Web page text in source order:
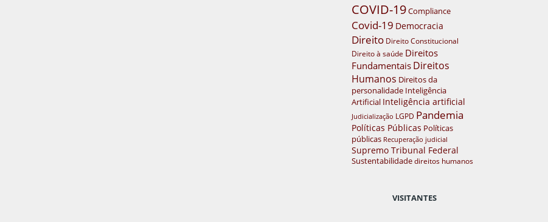
COVID-19Compliance
Covid-19 Democracia
Direito Direito Constitucional
Direito à saúde Direitos
Fundamentais Direitos
Humanos Direitos da
personalidade Inteligência
Artificial Inteligência artificial
Judicialização LGPD Pandemia
Políticas Públicas Políticas
públicas Recuperação judicial
Supremo Tribunal Federal
Sustentabilidade direitos humanos
VISITANTES